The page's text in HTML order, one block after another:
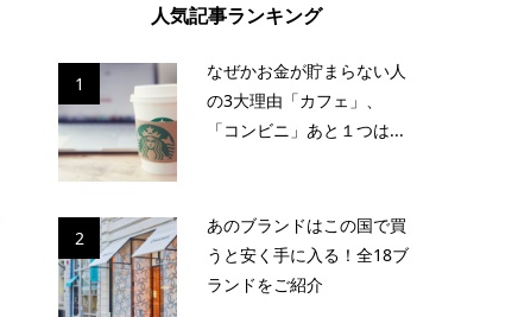
人気記事ランキング
1
なぜかお金が貯まらない人
の3大理由「カフェ」、
「コンビニ」あと１つは...
2
あのブランドはこの国で買
うと安く手に入る！全18ブ
ランドをご紹介